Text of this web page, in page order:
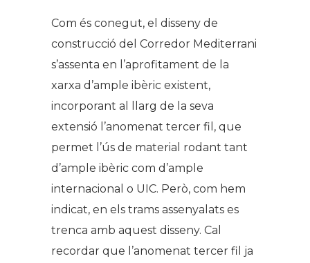
Com és conegut, el disseny de
construcció del Corredor Mediterrani
s’assenta en l’aprofitament de la
xarxa d’ample ibèric existent,
incorporant al llarg de la seva
extensió l’anomenat tercer fil, que
permet l’ús de material rodant tant
d’ample ibèric com d’ample
internacional o UIC. Però, com hem
indicat, en els trams assenyalats es
trenca amb aquest disseny. Cal
recordar que l’anomenat tercer fil ja